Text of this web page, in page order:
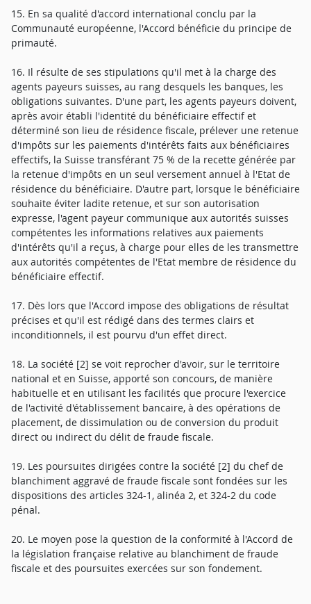
15. En sa qualité d'accord international conclu par la
Communauté européenne, l'Accord bénéficie du principe de
primauté.
16. Il résulte de ses stipulations qu'il met à la charge des
agents payeurs suisses, au rang desquels les banques, les
obligations suivantes. D'une part, les agents payeurs doivent,
après avoir établi l'identité du bénéficiaire effectif et
déterminé son lieu de résidence fiscale, prélever une retenue
d'impôts sur les paiements d'intérêts faits aux bénéficiaires
effectifs, la Suisse transférant 75 % de la recette générée par
la retenue d'impôts en un seul versement annuel à l'Etat de
résidence du bénéficiaire. D'autre part, lorsque le bénéficiaire
souhaite éviter ladite retenue, et sur son autorisation
expresse, l'agent payeur communique aux autorités suisses
compétentes les informations relatives aux paiements
d'intérêts qu'il a reçus, à charge pour elles de les transmettre
aux autorités compétentes de l'Etat membre de résidence du
bénéficiaire effectif.
17. Dès lors que l'Accord impose des obligations de résultat
précises et qu'il est rédigé dans des termes clairs et
inconditionnels, il est pourvu d'un effet direct.
18. La société [2] se voit reprocher d'avoir, sur le territoire
national et en Suisse, apporté son concours, de manière
habituelle et en utilisant les facilités que procure l'exercice
de l'activité d'établissement bancaire, à des opérations de
placement, de dissimulation ou de conversion du produit
direct ou indirect du délit de fraude fiscale.
19. Les poursuites dirigées contre la société [2] du chef de
blanchiment aggravé de fraude fiscale sont fondées sur les
dispositions des articles 324-1, alinéa 2, et 324-2 du code
pénal.
20. Le moyen pose la question de la conformité à l'Accord de
la législation française relative au blanchiment de fraude
fiscale et des poursuites exercées sur son fondement.